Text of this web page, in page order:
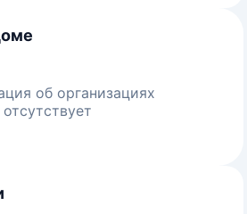
об организациях
отсутствует